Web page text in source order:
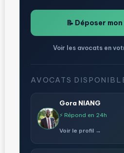
📝 Déposer
Voir les avocats en
AVOCATS
Gora NIANG
⚡ Répond en 24h
Voir le profil →